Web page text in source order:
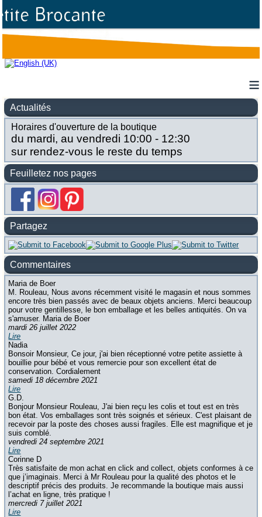
≡
Actualités
Horaires d'ouverture de la boutique
du mardi, au vendredi 10:00 - 12:30
sur rendez-vous le reste du temps
Feuilletez nos pages
Partagez
Commentaires
Maria de Boer
M. Rouleau, Nous avons récemment visité le magasin et nous sommes
encore très bien passés avec de beaux objets anciens. Merci beaucoup
pour votre gentillesse, le bon emballage et les belles antiquités. On va
s'amuser. Maria de Boer
mardi 26 juillet 2022
Lire
Nadia
Bonsoir Monsieur, Ce jour, j'ai bien réceptionné votre petite assiette à
bouillie pour bébé et vous remercie pour son excellent état de
conservation. Cordialement
samedi 18 décembre 2021
Lire
G.D.
Bonjour Monsieur Rouleau, J'ai bien reçu les colis et tout est en très
bon état. Vos emballages sont très soignés et sérieux. C'est plaisant de
recevoir par la poste des choses aussi fragiles. Elle est magnifique et je
suis comblé.
vendredi 24 septembre 2021
Lire
Corinne D
Très satisfaite de mon achat en click and collect, objets conformes à ce
que j’imaginais. Merci à Mr Rouleau pour la qualité des photos et le
descriptif précis des produits. Je recommande la boutique mais aussi
l’achat en ligne, très pratique !
mercredi 7 juillet 2021
Lire